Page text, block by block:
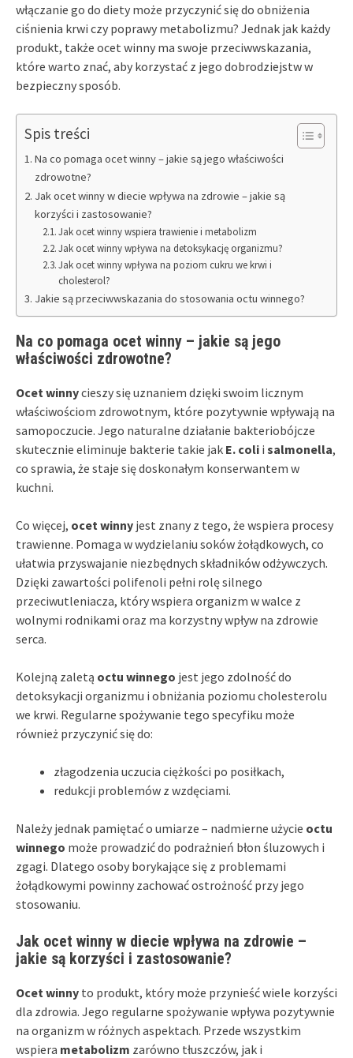
włączanie go do diety może przyczynić się do obniżenia
ciśnienia krwi czy poprawy metabolizmu? Jednak jak każdy
produkt, także ocet winny ma swoje przeciwwskazania,
które warto znać, aby korzystać z jego dobrodziejstw w
bezpieczny sposób.
Spis treści
Na co pomaga ocet winny – jakie są jego właściwości
zdrowotne?
Jak ocet winny w diecie wpływa na zdrowie – jakie są
korzyści i zastosowanie?
Jak ocet winny wspiera trawienie i metabolizm
Jak ocet winny wpływa na detoksykację organizmu?
Jak ocet winny wpływa na poziom cukru we krwi i
cholesterol?
Jakie są przeciwwskazania do stosowania octu winnego?
Na co pomaga ocet winny – jakie są jego
właściwości zdrowotne?
Ocet winnycieszy się uznaniem dzięki swoim licznym
właściwościom zdrowotnym, które pozytywnie wpływają na
samopoczucie. Jego naturalne działanie bakteriobójcze
skutecznie eliminuje bakterie takie jak E. coli i salmonella,
co sprawia, że staje się doskonałym konserwantem w
kuchni.
Co więcej, ocet winny jest znany z tego, że wspiera procesy
trawienne. Pomaga w wydzielaniu soków żołądkowych, co
ułatwia przyswajanie niezbędnych składników odżywczych.
Dzięki zawartości polifenoli pełni rolę silnego
przeciwutleniacza, który wspiera organizm w walce z
wolnymi rodnikami oraz ma korzystny wpływ na zdrowie
serca.
Kolejną zaletą octu winnego jest jego zdolność do
detoksykacji organizmu i obniżania poziomu cholesterolu
we krwi. Regularne spożywanie tego specyfiku może
również przyczynić się do:
złagodzenia uczucia ciężkości po posiłkach,
redukcji problemów z wzdęciami.
Należy jednak pamiętać o umiarze – nadmierne użycie octu
winnego może prowadzić do podrażnień błon śluzowych i
zgagi. Dlatego osoby borykające się z problemami
żołądkowymi powinny zachować ostrożność przy jego
stosowaniu.
Jak ocet winny w diecie wpływa na zdrowie –
jakie są korzyści i zastosowanie?
Ocet winny to produkt, który może przynieść wiele korzyści
dla zdrowia. Jego regularne spożywanie wpływa pozytywnie
na organizm w różnych aspektach. Przede wszystkim
wspiera metabolizm zarówno tłuszczów, jak i